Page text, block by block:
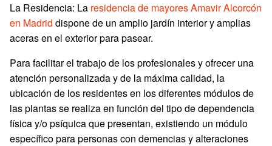
La Residencia: La residencia de mayores Amavir Alcorcón
en Madrid dispone de un amplio jardín interior y amplias
aceras en el exterior para pasear.
Para facilitar el trabajo de los profesionales y ofrecer una
atención personalizada y de la máxima calidad, la
ubicación de los residentes en los diferentes módulos de
las plantas se realiza en función del tipo de dependencia
física y/o psíquica que presentan, existiendo un módulo
específico para personas con demencias y alteraciones